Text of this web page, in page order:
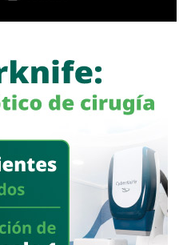
peatonal, mientras que el
zona exclusiva para
a las y los asistentes a
traslados
, respetar la
del personal de Policía
de transporte público para
del recinto.